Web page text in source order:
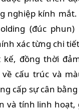
nghiệp kính
(đúc phun)
xác từng chi
đồng thời
cấu trúc và
cấp sự cân
và tính linh hoạt,